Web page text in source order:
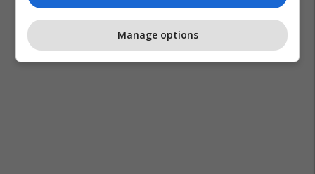
Manage options